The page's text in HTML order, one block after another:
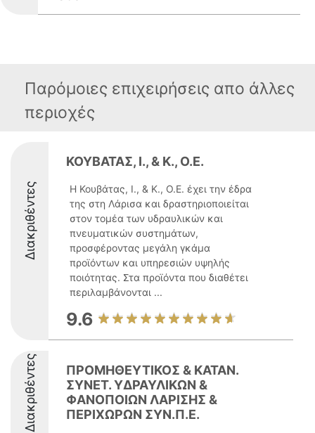
Παρόμοιες επιχειρήσεις απο άλλες
περιοχές
Διακριθέντες
ΚΟΥΒΑΤΑΣ, Ι., & Κ., Ο.Ε.
Η Κουβάτας, Ι., & Κ., Ο.Ε. έχει την έδρα
της στη Λάρισα και δραστηριοποιείται
στον τομέα των υδραυλικών και
πνευματικών συστημάτων,
προσφέροντας μεγάλη γκάμα
προϊόντων και υπηρεσιών υψηλής
ποιότητας. Στα προϊόντα που διαθέτει
περιλαμβάνονται ...
9.6
Διακριθέντες
ΠΡΟΜΗΘΕΥΤΙΚΟΣ & ΚΑΤΑΝ.
ΣΥΝΕΤ. ΥΔΡΑΥΛΙΚΩΝ &
ΦΑΝΟΠΟΙΩΝ ΛΑΡΙΣΗΣ &
ΠΕΡΙΧΩΡΩΝ ΣΥΝ.Π.Ε.